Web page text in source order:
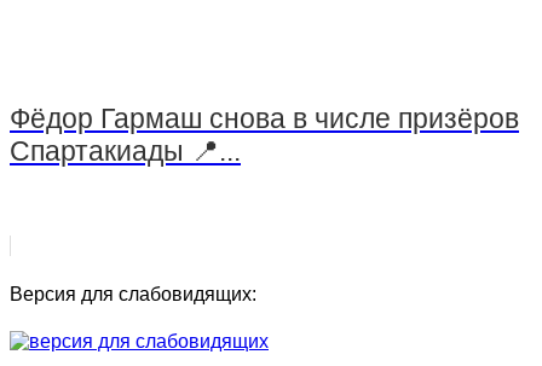
Фёдор Гармаш снова в числе призёров
Спартакиады 📍...
Версия для слабовидящих: